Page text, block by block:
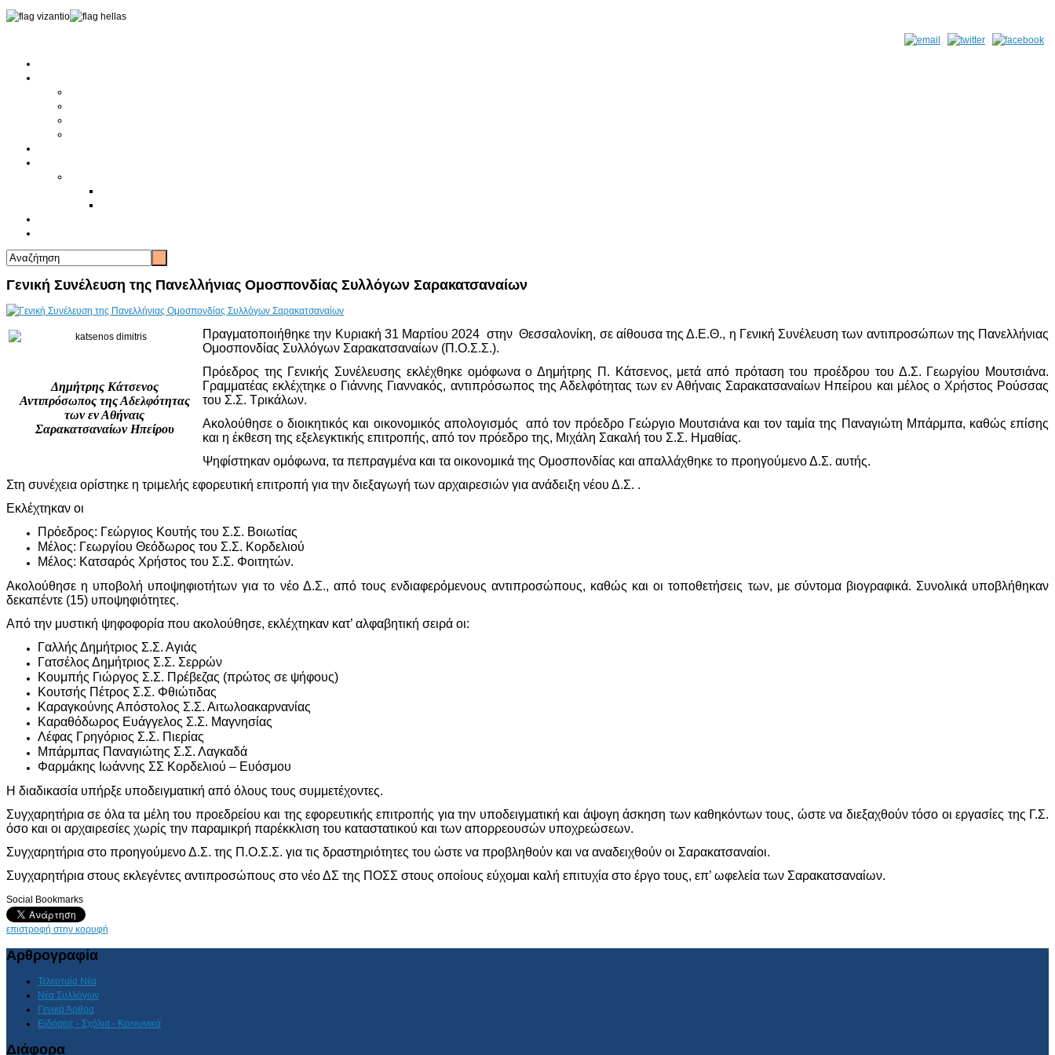
Γενική Συνέλευση της Πανελλήνιας Ομοσπονδίας Συλλόγων Σαρακατσαναίων
Δημήτρης Κάτσενος
Αντιπρόσωπος της Αδελφότητας
των εν Αθήναις
Σαρακατσαναίων Ηπείρου
Πραγματοποιήθηκε την Κυριακή 31 Μαρτίου 2024 στην Θεσσαλονίκη, σε αίθουσα της Δ.Ε.Θ., η Γενική Συνέλευση των αντιπροσώπων της Πανελλήνιας
Ομοσπονδίας Συλλόγων Σαρακατσαναίων (Π.Ο.Σ.Σ.).
Πρόεδρος της Γενικής Συνέλευσης εκλέχθηκε ομόφωνα ο Δημήτρης Π. Κάτσενος, μετά από πρόταση του προέδρου του Δ.Σ. Γεωργίου Μουτσιάνα.
Γραμματέας εκλέχτηκε ο Γιάννης Γιαννακός, αντιπρόσωπος της Αδελφότητας των εν Αθήναις Σαρακατσαναίων Ηπείρου και μέλος ο Χρήστος Ρούσσας
του Σ.Σ. Τρικάλων.
Ακολούθησε ο διοικητικός και οικονομικός απολογισμός από τον πρόεδρο Γεώργιο Μουτσιάνα και τον ταμία της Παναγιώτη Μπάρμπα, καθώς επίσης
και η έκθεση της εξελεγκτικής επιτροπής, από τον πρόεδρο της, Μιχάλη Σακαλή του Σ.Σ. Ημαθίας.
Ψηφίστηκαν ομόφωνα, τα πεπραγμένα και τα οικονομικά της Ομοσπονδίας και απαλλάχθηκε το προηγούμενο Δ.Σ. αυτής.
Στη συνέχεια ορίστηκε η τριμελής εφορευτική επιτροπή για την διεξαγωγή των αρχαιρεσιών για ανάδειξη νέου Δ.Σ. .
Εκλέχτηκαν οι
Πρόεδρος: Γεώργιος Κουτής του Σ.Σ. Βοιωτίας
Μέλος: Γεωργίου Θεόδωρος του Σ.Σ. Κορδελιού
Μέλος: Κατσαρός Χρήστος του Σ.Σ. Φοιτητών.
Ακολούθησε η υποβολή υποψηφιοτήτων για το νέο Δ.Σ., από τους ενδιαφερόμενους αντιπροσώπους, καθώς και οι τοποθετήσεις των, με σύντομα βιογραφικά. Συνολικά υποβλήθηκαν
δεκαπέντε (15) υποψηφιότητες.
Από την μυστική ψηφοφορία που ακολούθησε, εκλέχτηκαν κατ’ αλφαβητική σειρά οι:
Γαλλής Δημήτριος Σ.Σ. Αγιάς
Γατσέλος Δημήτριος Σ.Σ. Σερρών
Κουμπής Γιώργος Σ.Σ. Πρέβεζας (πρώτος σε ψήφους)
Κουτσής Πέτρος Σ.Σ. Φθιώτιδας
Καραγκούνης Απόστολος Σ.Σ. Αιτωλοακαρνανίας
Καραθόδωρος Ευάγγελος Σ.Σ. Μαγνησίας
Λέφας Γρηγόριος Σ.Σ. Πιερίας
Μπάρμπας Παναγιώτης Σ.Σ. Λαγκαδά
Φαρμάκης Ιωάννης ΣΣ Κορδελιού – Ευόσμου
Η διαδικασία υπήρξε υποδειγματική από όλους τους συμμετέχοντες.
Συγχαρητήρια σε όλα τα μέλη του προεδρείου και της εφορευτικής επιτροπής για την υποδειγματική και άψογη άσκηση των καθηκόντων τους, ώστε να διεξαχθούν τόσο οι εργασίες της Γ.Σ.
όσο και οι αρχαιρεσίες χωρίς την παραμικρή παρέκκλιση του καταστατικού και των απορρεουσών υποχρεώσεων.
Συγχαρητήρια στο προηγούμενο Δ.Σ. της Π.Ο.Σ.Σ. για τις δραστηριότητες του ώστε να προβληθούν και να αναδειχθούν οι Σαρακατσαναίοι.
Συγχαρητήρια στους εκλεγέντες αντιπροσώπους στο νέο ΔΣ της ΠΟΣΣ στους οποίους εύχομαι καλή επιτυχία στο έργο τους, επ’ ωφελεία των Σαρακατσαναίων.
Social Bookmarks
επιστροφή στην κορυφή
Αρθρογραφία
Τελευταία Νέα
Νέα Συλλόγων
Γενικά Άρθρα
Ειδήσεις - Σχόλια - Κοινωνικά
Διάφορα